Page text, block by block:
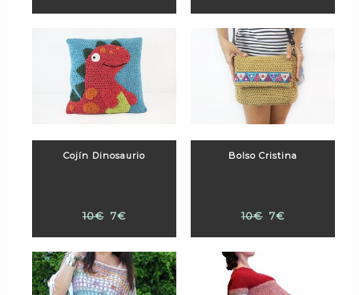
Cojín Dinosaurio
10€ 7€
Bolso Cristina
10€ 7€